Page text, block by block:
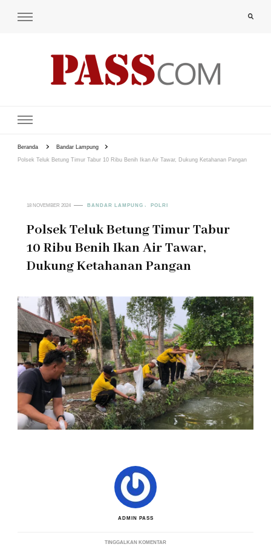
Beranda Bandar Lampung
Polsek Teluk Betung Timur Tabur 10 Ribu Benih Ikan Air Tawar, Dukung Ketahanan Pangan
18 NOVEMBER 2024 BANDAR LAMPUNG POLRI
Polsek Teluk Betung Timur Tabur
10 Ribu Benih Ikan Air Tawar,
Dukung Ketahanan Pangan
ADMIN PASS
TINGGALKAN KOMENTARPADA